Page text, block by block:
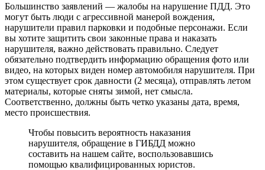
Большинство заявлений — жалобы на нарушение ПДД. Это
могут быть люди с агрессивной манерой вождения,
нарушители правил парковки и подобные персонажи. Если
вы хотите защитить свои законные права и наказать
нарушителя, важно действовать правильно. Следует
обязательно подтвердить информацию обращения фото или
видео, на которых виден номер автомобиля нарушителя. При
этом существует срок давности (2 месяца), отправлять летом
материалы, которые сняты зимой, нет смысла.
Соответственно, должны быть четко указаны дата, время,
место происшествия.
Чтобы повысить вероятность наказания
нарушителя, обращение в ГИБДД можно
составить на нашем сайте, воспользовавшись
помощью квалифицированных юристов.